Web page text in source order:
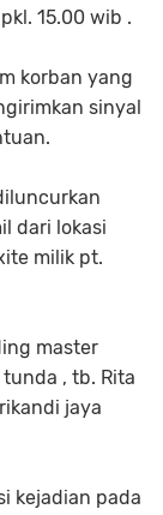
15.00 wib .
korban yang
sinyal
dari lokasi
milik pt.
master
, tb. Rita
jaya
kejadian pada